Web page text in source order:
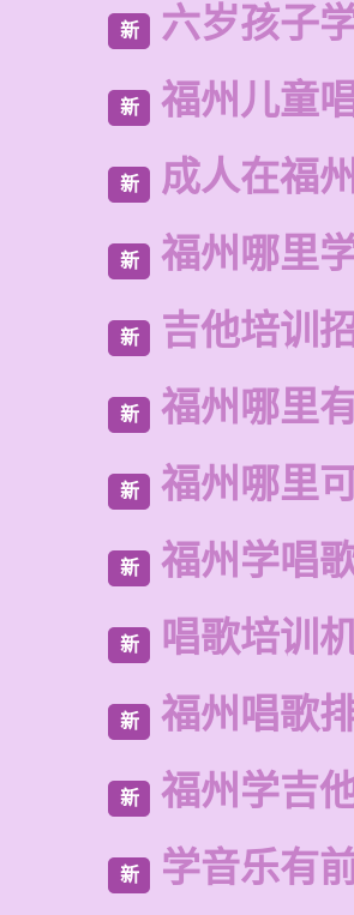
新 六岁孩子
新 福州儿童
新 成人在福
新 福州哪里
新 吉他培训
新 福州哪里
新 福州哪里
新 福州学唱
新 唱歌培训
新 福州唱歌
新 福州学吉
新 学音乐有